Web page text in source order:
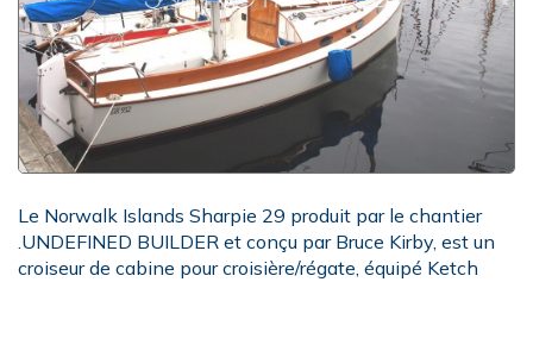
Le Norwalk Islands Sharpie 29 produit par le chantier
.UNDEFINED BUILDER et conçu par Bruce Kirby, est un
croiseur de cabine pour croisière/régate, équipé Ketch